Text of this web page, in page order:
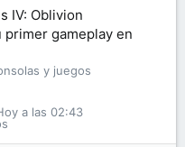
IV: Oblivion
primer gameplay en
y juegos
a las 02:43